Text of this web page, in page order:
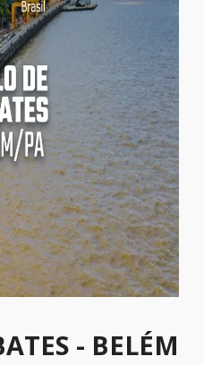
- BELÉM